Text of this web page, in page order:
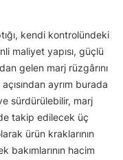
kendi kontrolündeki
maliyet yapısı, güçlü
gelen marj rüzgârını
ayrım burada
sürdürülebilir, marj
takip edilecek üç
ürün kraklarının
hacim